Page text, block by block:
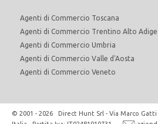
Agenti di Commercio Toscana
Agenti di Commercio Trentino Alto Adige
Agenti di Commercio Umbria
Agenti di Commercio Valle d'Aosta
Agenti di Commercio Veneto
© 2001 - 2026 Direct Hunt Srl - Via Marco Gatti